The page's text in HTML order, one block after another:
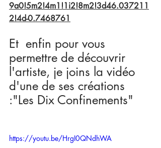
9a0!5m2!4m1!1i2!8m2!3d46.037211
2!4d-0.7468761
Et  enfin pour vous
permettre de découvrir
l'artiste, je joins la vidéo
d'une de ses créations
:"Les Dix Confinements"
https://youtu.be/HrgI0QNdhWA